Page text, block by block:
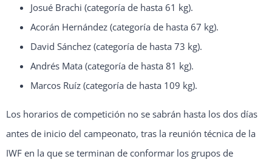
Josué Brachi (categoría de hasta 61 kg).
Acorán Hernández (categoría de hasta 67 kg).
David Sánchez (categoría de hasta 73 kg).
Andrés Mata (categoría de hasta 81 kg).
Marcos Ruíz (categoría de hasta 109 kg).
Los horarios de competición no se sabrán hasta los dos días
antes de inicio del campeonato, tras la reunión técnica de la
IWF en la que se terminan de conformar los grupos de